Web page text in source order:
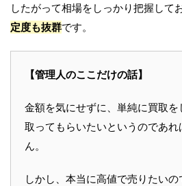
したがって相場をしっかり把握してお
定度も抜群です。
【管理人のここだけの話】
金額を気にせずに、単純に買取を
取ってもらいたいというのであ
ん。
しかし、本当に高値で売りたいの